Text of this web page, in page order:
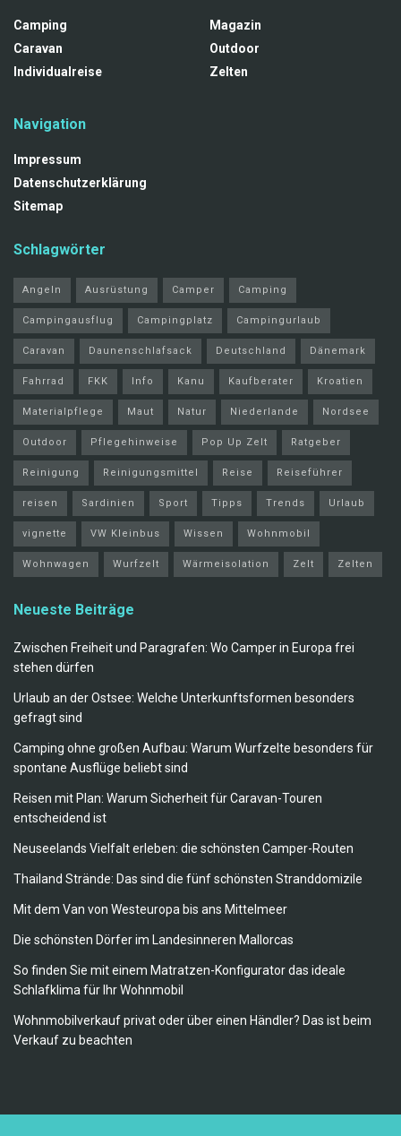
Camping
Caravan
Individualreise
Magazin
Outdoor
Zelten
Navigation
Impressum
Datenschutzerklärung
Sitemap
Schlagwörter
Angeln Ausrüstung Camper Camping
Campingausflug Campingplatz Campingurlaub
Caravan Daunenschlafsack Deutschland Dänemark
Fahrrad FKK Info Kanu Kaufberater Kroatien
Materialpflege Maut Natur Niederlande Nordsee
Outdoor Pflegehinweise Pop Up Zelt Ratgeber
Reinigung Reinigungsmittel Reise Reiseführer
reisen Sardinien Sport Tipps Trends Urlaub
vignette VW Kleinbus Wissen Wohnmobil
Wohnwagen Wurfzelt Wärmeisolation Zelt Zelten
Neueste Beiträge
Zwischen Freiheit und Paragrafen: Wo Camper in Europa frei
stehen dürfen
Urlaub an der Ostsee: Welche Unterkunftsformen besonders
gefragt sind
Camping ohne großen Aufbau: Warum Wurfzelte besonders für
spontane Ausflüge beliebt sind
Reisen mit Plan: Warum Sicherheit für Caravan-Touren
entscheidend ist
Neuseelands Vielfalt erleben: die schönsten Camper-Routen
Thailand Strände: Das sind die fünf schönsten Stranddomizile
Mit dem Van von Westeuropa bis ans Mittelmeer
Die schönsten Dörfer im Landesinneren Mallorcas
So finden Sie mit einem Matratzen-Konfigurator das ideale
Schlafklima für Ihr Wohnmobil
Wohnmobilverkauf privat oder über einen Händler? Das ist beim
Verkauf zu beachten